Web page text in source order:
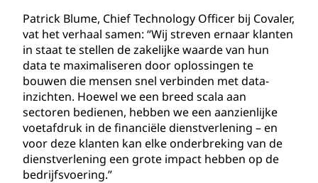
Patrick Blume, Chief Technology Officer bij Covaler,
vat het verhaal samen: “Wij streven ernaar klanten
in staat te stellen de zakelijke waarde van hun
data te maximaliseren door oplossingen te
bouwen die mensen snel verbinden met data-
inzichten. Hoewel we een breed scala aan
sectoren bedienen, hebben we een aanzienlijke
voetafdruk in de financiële dienstverlening – en
voor deze klanten kan elke onderbreking van de
dienstverlening een grote impact hebben op de
bedrijfsvoering.”